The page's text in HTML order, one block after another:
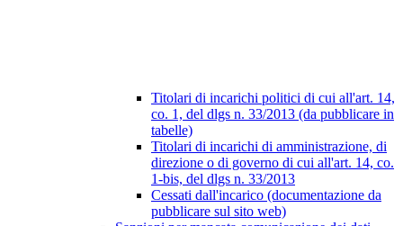
Titolari di incarichi politici di cui all'art. 14,
co. 1, del dlgs n. 33/2013 (da pubblicare in
tabelle)
Titolari di incarichi di amministrazione, di
direzione o di governo di cui all'art. 14, co.
1-bis, del dlgs n. 33/2013
Cessati dall'incarico (documentazione da
pubblicare sul sito web)